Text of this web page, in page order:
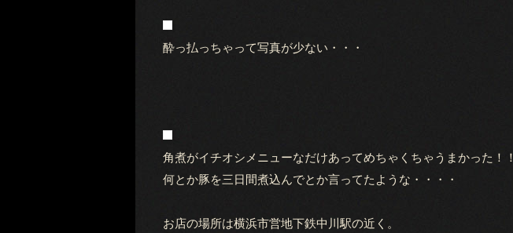
酔っ払っちゃって写真が少ない・・・
角煮がイチオシメニューなだけあってめちゃくちゃうまかった！！
何とか豚を三日間煮込んでとか言ってたような・・・・
お店の場所は横浜市営地下鉄中川駅の近く。